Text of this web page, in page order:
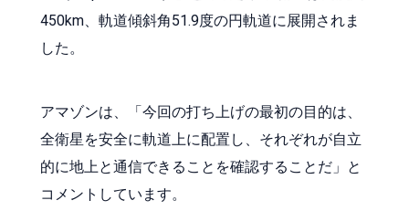
450km、軌道傾斜角51.9度の円軌道に展開されま
した。
アマゾンは、「今回の打ち上げの最初の目的は、
全衛星を安全に軌道上に配置し、それぞれが自立
的に地上と通信できることを確認することだ」と
コメントしています。